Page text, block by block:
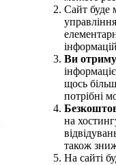
Сайт буде
Ви
щось
потрібні
на
також
На сайті